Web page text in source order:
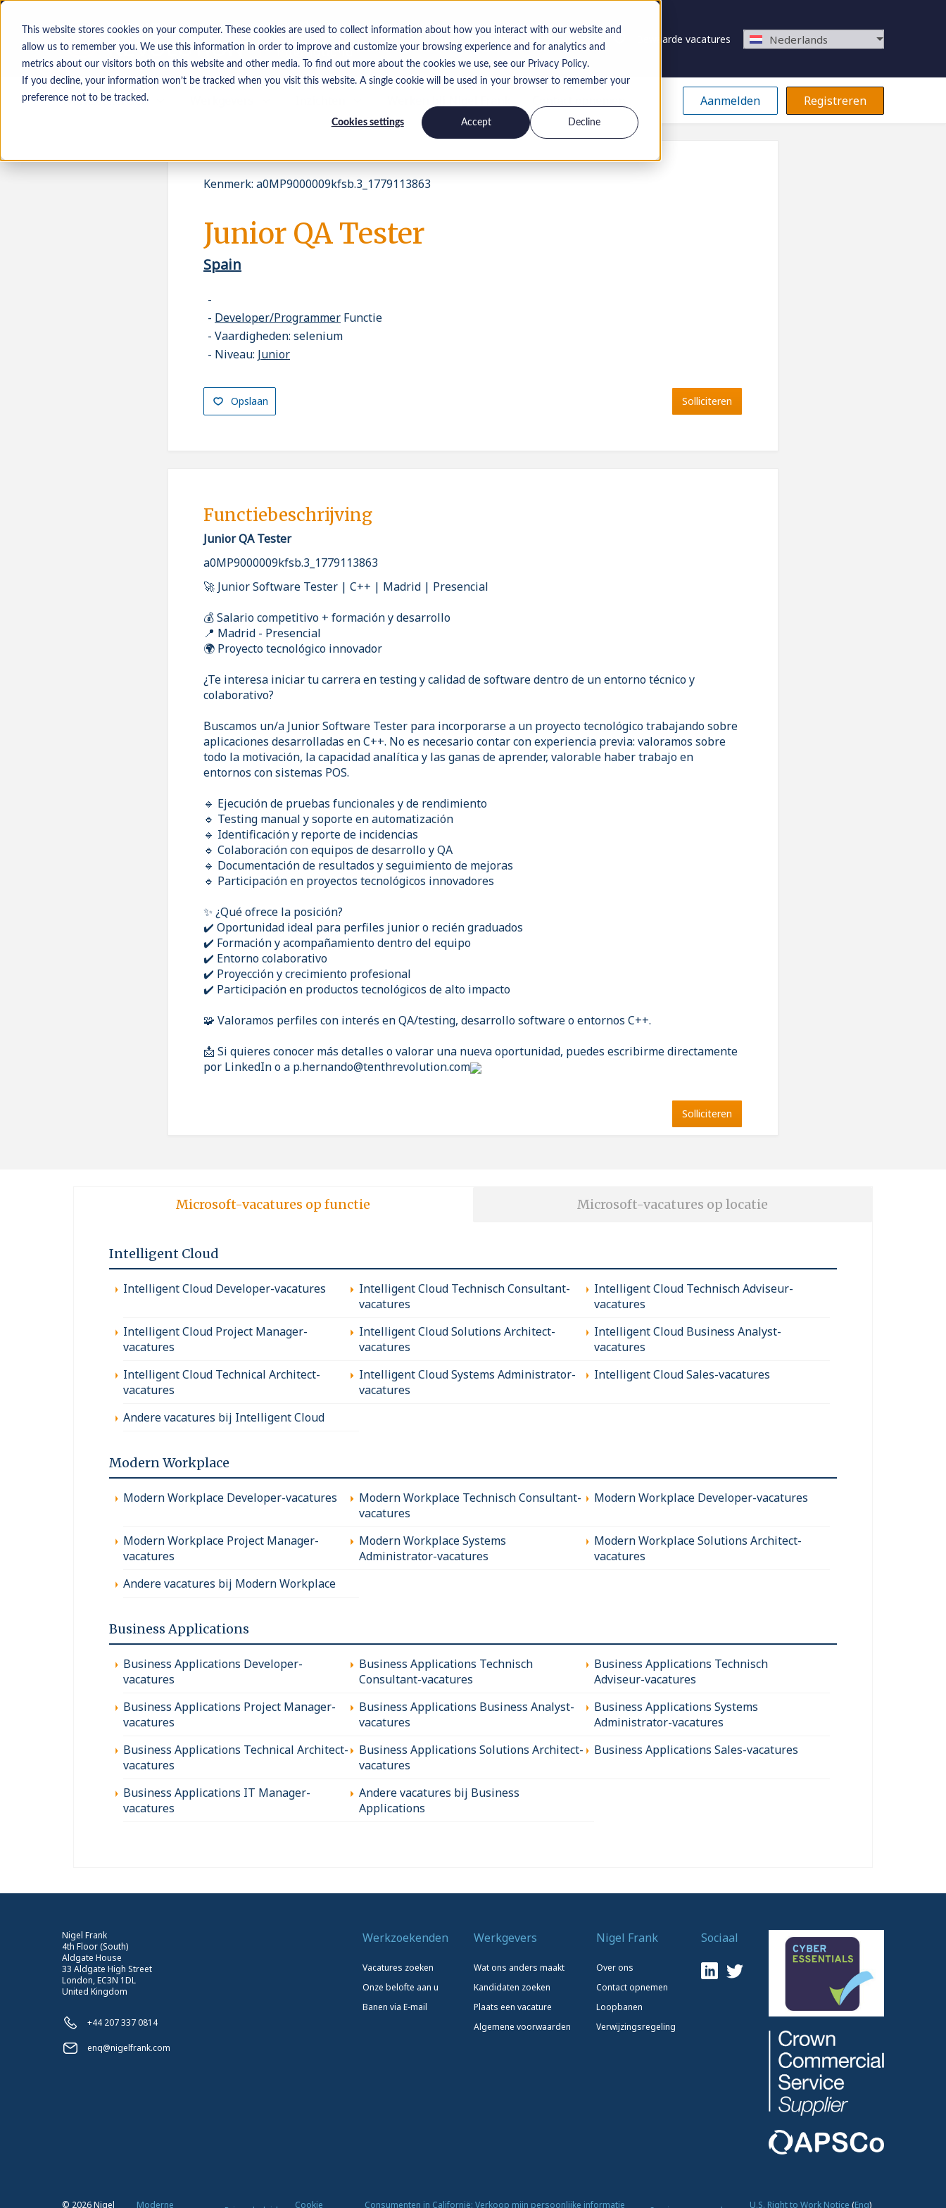
This website stores cookies on your computer. These cookies are used to collect information about how you interact with our website and
allow us to remember you. We use this information in order to improve and customize your browsing experience and for analytics and
metrics about our visitors both on this website and other media. To find out more about the cookies we use, see our Privacy Policy.
If you decline, your information won’t be tracked when you visit this website. A single cookie will be used in your browser to remember your
preference not to be tracked.
Cookies settings Accept Decline
Bewaarde vacatures Nederlands
Werkzoekenden Aanmelden Registreren
Kenmerk: a0MP9000009kfsb.3_1779113863
Junior QA Tester
Spain
Developer/Programmer Functie
Vaardigheden: selenium
Niveau: Junior
Opslaan Solliciteren
Functiebeschrijving
Junior QA Tester
a0MP9000009kfsb.3_1779113863
🚀 Junior Software Tester | C++ | Madrid | Presencial
💰 Salario competitivo + formación y desarrollo
📍 Madrid - Presencial
🌍 Proyecto tecnológico innovador
¿Te interesa iniciar tu carrera en testing y calidad de software dentro de un entorno técnico y
colaborativo?
Buscamos un/a Junior Software Tester para incorporarse a un proyecto tecnológico trabajando sobre
aplicaciones desarrolladas en C++. No es necesario contar con experiencia previa: valoramos sobre
todo la motivación, la capacidad analítica y las ganas de aprender, valorable haber trabajo en
entornos con sistemas POS.
🔹 Ejecución de pruebas funcionales y de rendimiento
🔹 Testing manual y soporte en automatización
🔹 Identificación y reporte de incidencias
🔹 Colaboración con equipos de desarrollo y QA
🔹 Documentación de resultados y seguimiento de mejoras
🔹 Participación en proyectos tecnológicos innovadores
✨ ¿Qué ofrece la posición?
✔️ Oportunidad ideal para perfiles junior o recién graduados
✔️ Formación y acompañamiento dentro del equipo
✔️ Entorno colaborativo
✔️ Proyección y crecimiento profesional
✔️ Participación en productos tecnológicos de alto impacto
🧩 Valoramos perfiles con interés en QA/testing, desarrollo software o entornos C++.
📩 Si quieres conocer más detalles o valorar una nueva oportunidad, puedes escribirme directamente
por LinkedIn o a p.hernando@tenthrevolution.com
Solliciteren
Microsoft-vacatures op functie Microsoft-vacatures op locatie
Intelligent Cloud
Intelligent Cloud Developer-vacatures
Intelligent Cloud Technisch Consultant-
vacatures
Intelligent Cloud Technisch Adviseur-
vacatures
Intelligent Cloud Project Manager-
vacatures
Intelligent Cloud Solutions Architect-
vacatures
Intelligent Cloud Business Analyst-
vacatures
Intelligent Cloud Technical Architect-
vacatures
Intelligent Cloud Systems Administrator-
vacatures
Intelligent Cloud Sales-vacatures
Andere vacatures bij Intelligent Cloud
Modern Workplace
Modern Workplace Developer-vacatures
Modern Workplace Technisch Consultant-
vacatures
Modern Workplace Developer-vacatures
Modern Workplace Project Manager-
vacatures
Modern Workplace Systems
Administrator-vacatures
Modern Workplace Solutions Architect-
vacatures
Andere vacatures bij Modern Workplace
Business Applications
Business Applications Developer-
vacatures
Business Applications Technisch
Consultant-vacatures
Business Applications Technisch
Adviseur-vacatures
Business Applications Project Manager-
vacatures
Business Applications Business Analyst-
vacatures
Business Applications Systems
Administrator-vacatures
Business Applications Technical Architect-
vacatures
Business Applications Solutions Architect-
vacatures
Business Applications Sales-vacatures
Business Applications IT Manager-
vacatures
Andere vacatures bij Business
Applications
Nigel Frank
4th Floor (South)
Aldgate House
33 Aldgate High Street
London, EC3N 1DL
United Kingdom
+44 207 337 0814
enq@nigelfrank.com
Werkzoekenden
Vacatures zoeken
Onze belofte aan u
Banen via E-mail
Werkgevers
Wat ons anders maakt
Kandidaten zoeken
Plaats een vacature
Algemene voorwaarden
Nigel Frank
Over ons
Contact opnemen
Loopbanen
Verwijzingsregeling
Sociaal
© 2026Nigel Moderne Cookie Consumenten in Californië: Verkoop mijn persoonlijke informatie U.S. Right to Work Notice (Eng)